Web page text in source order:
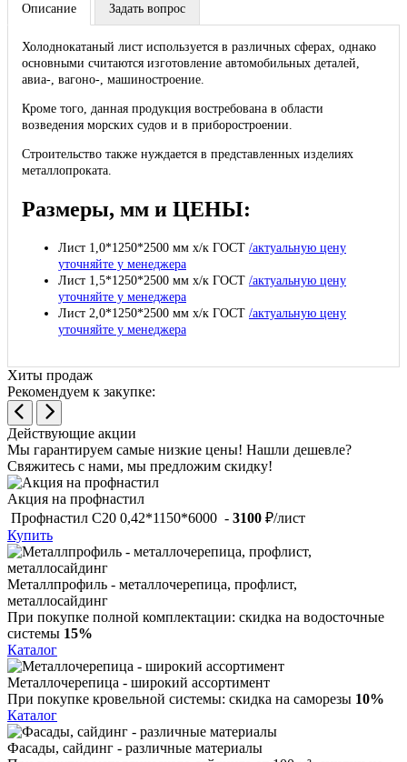
Описание Задать вопрос
Холоднокатаный лист используется в различных сферах, однако
основными считаются изготовление автомобильных деталей,
авиа-, вагоно-, машиностроение.
Кроме того, данная продукция востребована в области
возведения морских судов и в приборостроении.
Строительство также нуждается в представленных изделиях
металлопроката.
Размеры, мм и ЦЕНЫ:
Лист 1,0*1250*2500 мм х/к ГОСТ /актуальную цену
уточняйте у менеджера
Лист 1,5*1250*2500 мм х/к ГОСТ /актуальную цену
уточняйте у менеджера
Лист 2,0*1250*2500 мм х/к ГОСТ /актуальную цену
уточняйте у менеджера
Хиты продаж
Рекомендуем к закупке:
Действующие акции
Мы гарантируем самые низкие цены! Нашли дешевле?
Свяжитесь с нами, мы предложим скидку!
Акция на профнастил
Профнастил С20 0,42*1150*6000 - 3100 ₽/лист
Купить
Металлпрофиль - металлочерепица, профлист,
металлосайдинг
При покупке полной комплектации: скидка на водосточные
системы 15%
Каталог
Металлочерепица - широкий ассортимент
При покупке кровельной системы: скидка на саморезы 10%
Каталог
Фасады, сайдинг - различные материалы